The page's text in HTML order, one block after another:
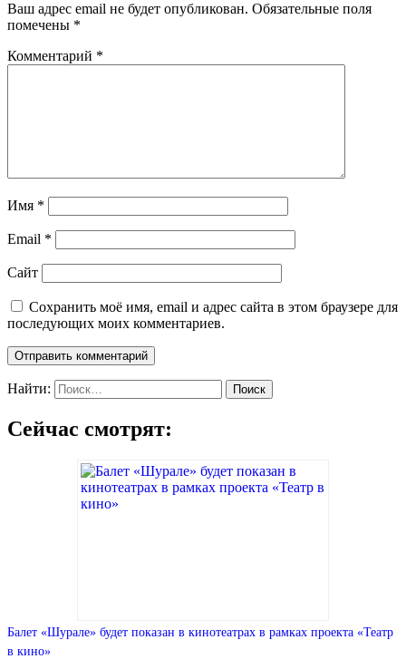
Ваш адрес email не будет опубликован. Обязательные поля
помечены *
Комментарий *
Имя *
Email *
Сайт
Сохранить моё имя, email и адрес сайта в этом браузере для
последующих моих комментариев.
Найти:
Сейчас смотрят:
Балет «Шурале» будет показан в кинотеатрах в рамках проекта «Театр
в кино»